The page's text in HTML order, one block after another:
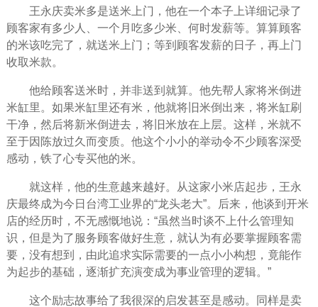
王永庆卖米多是送米上门，他在一个本子上详细记录了
顾客家有多少人、一个月吃多少米、何时发薪等。算算顾客
的米该吃完了，就送米上门；等到顾客发薪的日子，再上门
收取米款。
他给顾客送米时，并非送到就算。他先帮人家将米倒进
米缸里。如果米缸里还有米，他就将旧米倒出来，将米缸刷
干净，然后将新米倒进去，将旧米放在上层。这样，米就不
至于因陈放过久而变质。他这个小小的举动令不少顾客深受
感动 ，铁了心专买他的米。
就这样，他的生意越来越好。从这家小米店起步，王永
庆最终成为今日台湾工业界的“龙头老大”。后来，他谈到开米
店的经历时，不无感慨地说：“虽然当时谈不上什么管理知
识，但是为了服务顾客做好生意，就认为有必要掌握顾客需
要，没有想到，由此追求实际需要的一点小小构想，竟能作
为起步的基础，逐渐扩充演变成为事业管理的逻辑。”
这个励志故事给了我很深的启发甚至是感动。同样是卖